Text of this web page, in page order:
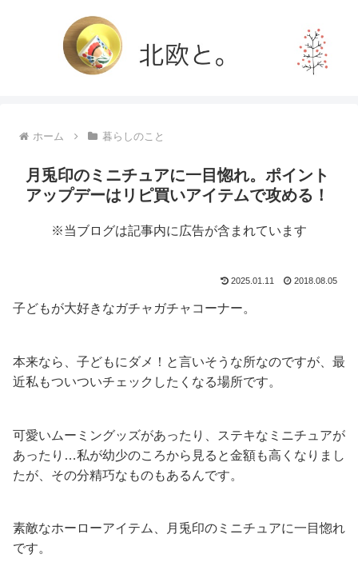
ホーム 暮らしのこと
月兎印のミニチュアに一目惚れ。ポイント
アップデーはリピ買いアイテムで攻める！
※当ブログは記事内に広告が含まれています
2025.01.11 2018.08.05
子どもが大好きなガチャガチャコーナー。
本来なら、子どもにダメ！と言いそうな所なのですが、最
近私もついついチェックしたくなる場所です。
可愛いムーミングッズがあったり、ステキなミニチュアが
あったり…私が幼少のころから見ると金額も高くなりまし
たが、その分精巧なものもあるんです。
素敵なホーローアイテム、月兎印のミニチュアに一目惚れ
です。